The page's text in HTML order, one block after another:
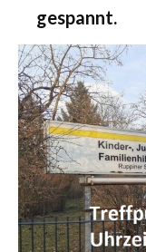
gespannt.